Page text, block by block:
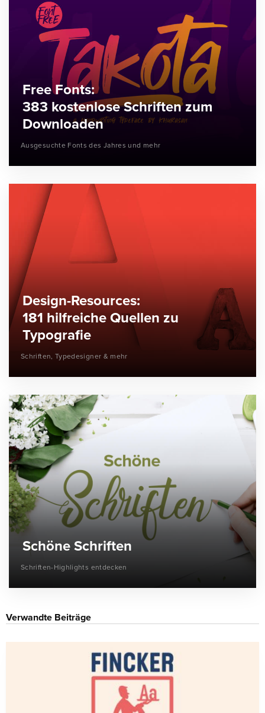
Free Fonts:
383 kostenlose Schriften zum
Downloaden
Ausgesuchte Fonts des Jahres und mehr
Design-Resources:
181 hilfreiche Quellen zu
Typografie
Schriften, Typedesigner & mehr
Schöne Schriften
Schriften-Highlights entdecken
Verwandte Beiträge